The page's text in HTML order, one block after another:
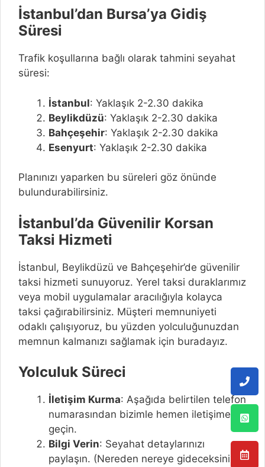
İstanbul’dan Bursa’ya Gidiş
Süresi
Trafik koşullarına bağlı olarak tahmini seyahat
süresi:
İstanbul: Yaklaşık 2-2.30 dakika
Beylikdüzü: Yaklaşık 2-2.30 dakika
Bahçeşehir: Yaklaşık 2-2.30 dakika
Esenyurt: Yaklaşık 2-2.30 dakika
Planınızı yaparken bu süreleri göz önünde
bulundurabilirsiniz.
İstanbul’da Güvenilir Korsan
Taksi Hizmeti
İstanbul, Beylikdüzü ve Bahçeşehir’de güvenilir
taksi hizmeti sunuyoruz. Yerel taksi duraklarımız
veya mobil uygulamalar aracılığıyla kolayca
taksi çağırabilirsiniz. Müşteri memnuniyeti
odaklı çalışıyoruz, bu yüzden yolculuğunuzdan
memnun kalmanızı sağlamak için buradayız.
Yolculuk Süreci
İletişim Kurma: Aşağıda belirtilen telefon
numarasından bizimle hemen iletişime
geçin.
Bilgi Verin: Seyahat detaylarınızı
paylaşın. (Nereden nereye gideceksiniz ?